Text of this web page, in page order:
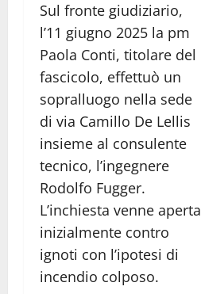
Sul fronte giudiziario,
l’11 giugno 2025 la pm
Paola Conti, titolare del
fascicolo, effettuò un
sopralluogo nella sede
di via Camillo De Lellis
insieme al consulente
tecnico, l’ingegnere
Rodolfo Fugger.
L’inchiesta venne aperta
inizialmente contro
ignoti con l’ipotesi di
incendio colposo.